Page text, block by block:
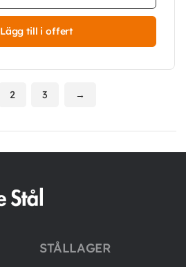
Lägg till i offert
2 3 →
STÅLLAGER